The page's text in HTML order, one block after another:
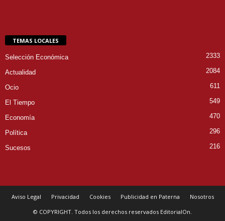
TEMAS LOCALES
Selección Económica 2333
Actualidad 2084
Ocio 611
El Tiempo 549
Economía 470
Política 296
Sucesos 216
Aviso Legal Privacidad Cookies Publicidad en Paterna
Nosotros
© COPYRIGHT. Todos los derechos reservados EditorialOn.